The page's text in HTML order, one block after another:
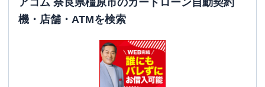
アコム 奈良県橿原市のカードローン自動契約
機・店舗・ATMを検索